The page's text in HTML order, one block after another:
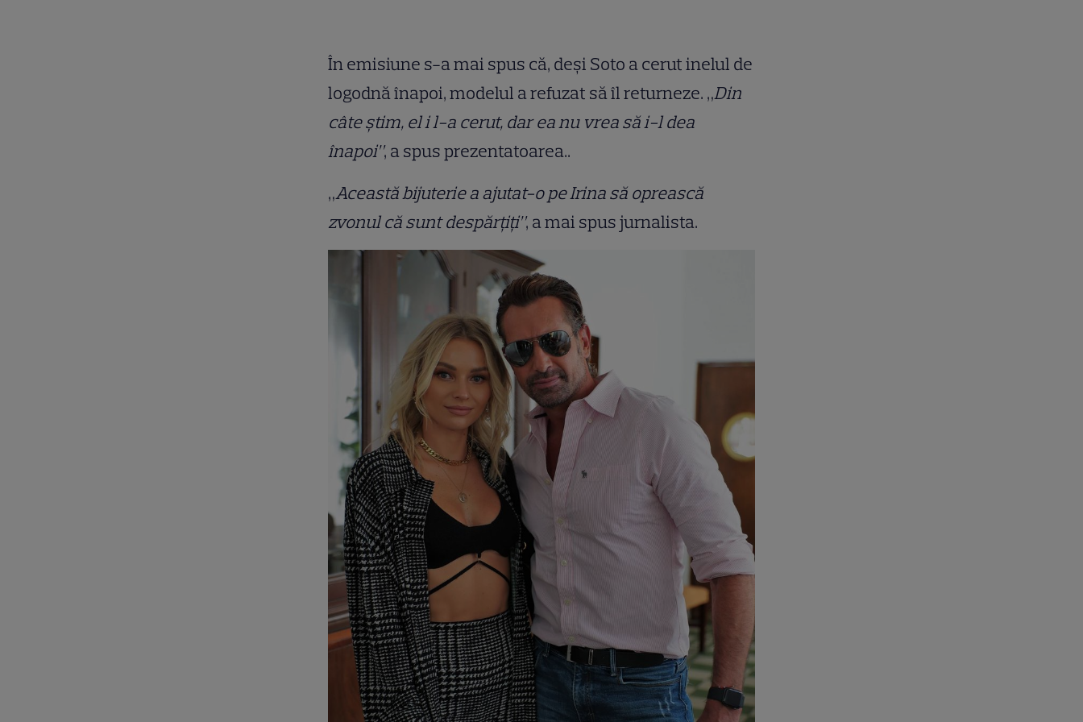
În emisiune s-a mai spus că, deși Soto a cerut inelul de
logodnă înapoi, modelul a refuzat să îl returneze. „Din
câte știm, el i l-a cerut, dar ea nu vrea să i-l dea
înapoi”, a spus prezentatoarea..
„Această bijuterie a ajutat-o pe Irina să oprească
zvonul că sunt despărțiți”, a mai spus jurnalista.